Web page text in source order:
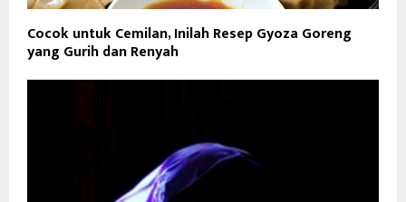
Cocok untuk Cemilan, Inilah Resep Gyoza Goreng
yang Gurih dan Renyah